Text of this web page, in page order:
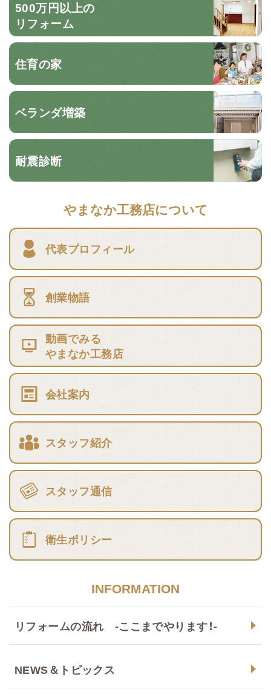
500万円以上の
リフォーム
住育の家
ベランダ増築
耐震診断
やまなか工務店について
代表プロフィール
創業物語
動画でみる
やまなか工務店
会社案内
スタッフ紹介
スタッフ通信
衛生ポリシー
INFORMATION
リフォームの流れ -ここまでやります！-
NEWS＆トピックス